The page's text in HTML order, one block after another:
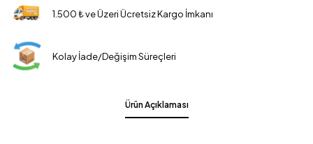
1.500 ₺ ve Üzeri Ücretsiz Kargo İmkanı
Kolay İade/Değişim Süreçleri
Ürün Açıklaması